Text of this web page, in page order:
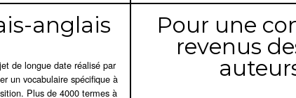
anglais
de longue date réalisé par
un vocabulaire spécifique à
Plus de 4000 termes à
Pour une
revenus